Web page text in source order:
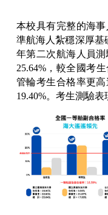
本校具有完整的海
準航海人紮穩深厚基
年第二次航海人員
25.64%，較全國考
管輪考生合格率更
19.40%。考生測驗